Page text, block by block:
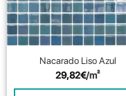
Nacarado Liso Azul
29,82€/m²